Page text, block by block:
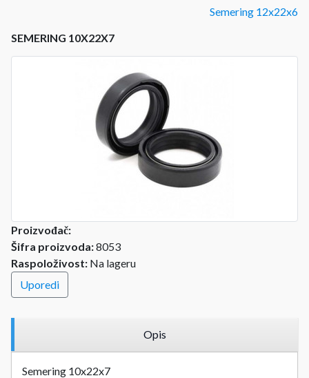
Semering 12x22x6
SEMERING 10X22X7
Proizvođač:
Šifra proizvoda:8053
Raspoloživost: Na lageru
Uporedi
Opis
Semering 10x22x7